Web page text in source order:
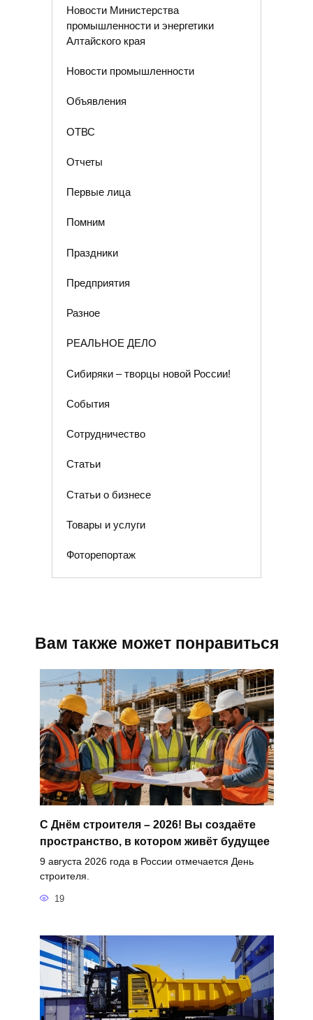
Новости Министерства
промышленности и энергетики
Алтайского края
Новости промышленности
Объявления
ОТВС
Отчеты
Первые лица
Помним
Праздники
Предприятия
Разное
РЕАЛЬНОЕ ДЕЛО
Сибиряки – творцы новой России!
События
Сотрудничество
Статьи
Статьи о бизнесе
Товары и услуги
Фоторепортаж
Вам также может понравиться
С Днём строителя – 2026! Вы создаёте
пространство, в котором живёт будущее
9 августа 2026 года в России отмечается День
строителя.
19